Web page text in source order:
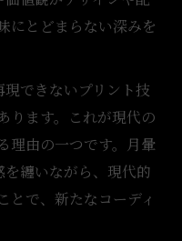
アニメTの重ね着術
アニメTの発見体験
自分だけの個性
一無二の自己表現
コーデを変える瞬間
るファッションの世
しさを再発見
にとどまらない深みを
できないプリント技
ります。これが現代の
理由の一つです。月暈
纏いながら、現代的
とで、新たなコーディ